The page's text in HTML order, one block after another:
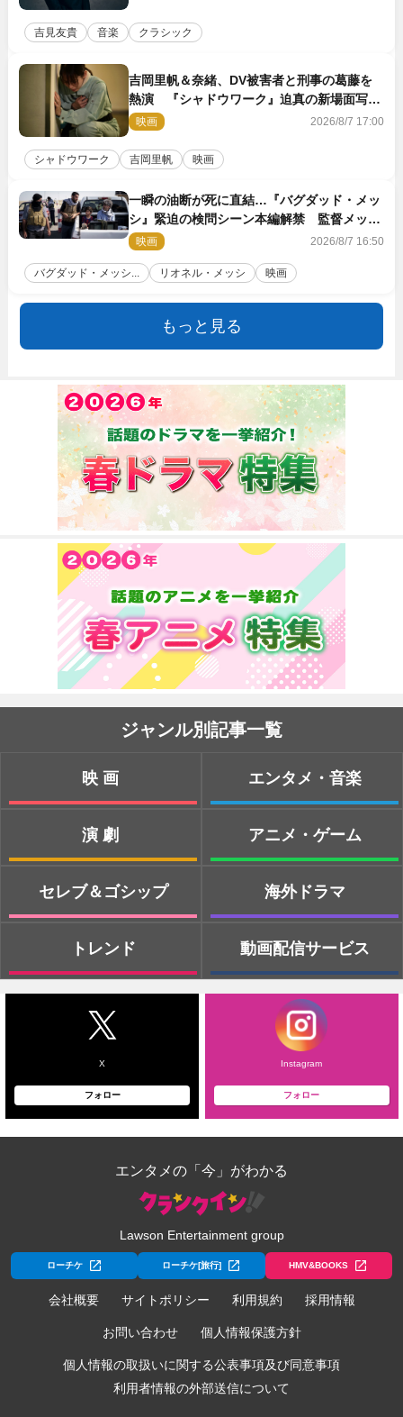
吉見友貴 音楽 クラシック
吉岡里帆＆奈緒、DV被害者と刑事の葛藤を
熱演 『シャドウワーク』迫真の新場面写真
公開
映画 2026/8/7 17:00
シャドウワーク 吉岡里帆 映画
一瞬の油断が死に直結…『バグダッド・メッ
シ』緊迫の検問シーン本編解禁 監督メッセ
ージも到着
映画 2026/8/7 16:50
バグダッド・メッシ... リオネル・メッシ 映画
もっと見る
ジャンル別記事一覧
映画
演劇
セレブ＆ゴシップ
トレンド
エンタメ・音楽
アニメ・ゲーム
海外ドラマ
動画配信サービス
X
フォロー
Instagram
フォロー
エンタメの「今」がわかる
Lawson Entertainment group
ローチケ ローチケ[旅行] HMV&BOOKS
会社概要 サイトポリシー 利用規約 採用情報
お問い合わせ 個人情報保護方針
個人情報の取扱いに関する公表事項及び同意事項
利用者情報の外部送信について